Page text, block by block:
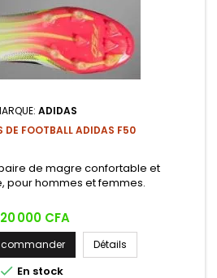
ADIDAS
DE FOOTBALL ADIDAS F50
de magre confortable et
pour hommes et femmes.
Prix
20 000 CFA
commander Détails
 En stock